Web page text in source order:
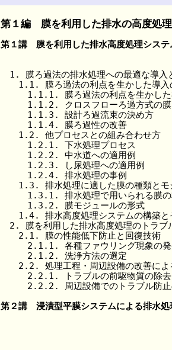
第１編　膜を利用した排水の高度処
第１講　膜を利用した排水高度処理シス
1. 膜ろ過法の排水処理への最適な導入
1.1. 膜ろ過法の利点を生かした導入
1.1.1. 膜ろ過法の利点を生かした
1.1.2. クロスフローろ過方式の膜ろ
1.1.3. 設計ろ過流束の決め方
1.1.4. 膜ろ過性の改善
1.2. 他プロセスとの組み合わせ方
1.2.1. 下水処理プロセス
1.2.2. 中水道への適用例
1.2.3. し尿処理への適用例
1.2.4. 排水処理の事例
1.3. 排水処理に適した膜の種類とモ
1.3.1. 排水処理で用いられる膜の
1.3.2. 膜モジュールの形式
1.4. 排水高度処理システムの構築と
2. 膜を利用した排水高度処理のトラブ
2.1. 膜の性能低下防止と回復技術
2.1.1. 各種ファウリング現象の発
2.1.2. 洗浄方法の選定
2.2. 処理工程・周辺設備の改善によ
2.2.1. トラブルの前駆物質の除去
2.2.2. 周辺設備でのトラブル防止
第２講　浸漬型平膜システムによる排水